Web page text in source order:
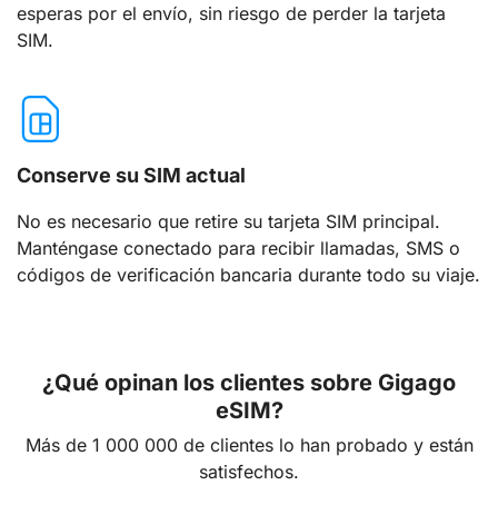
esperas por el envío, sin riesgo de perder la tarjeta
SIM.
Conserve su SIM actual
No es necesario que retire su tarjeta SIM principal.
Manténgase conectado para recibir llamadas, SMS o
códigos de verificación bancaria durante todo su viaje.
¿Qué opinan los clientes sobre Gigago
eSIM?
Más de 1 000 000 de clientes lo han probado y están
satisfechos.